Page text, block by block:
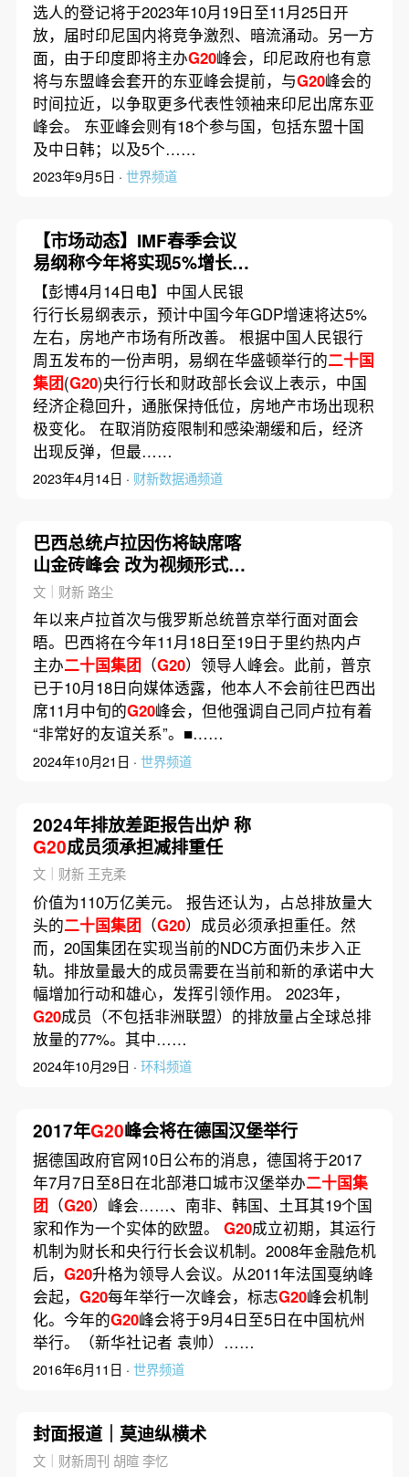
选人的登记将于2023年10月19日至11月25日开
放，届时印尼国内将竞争激烈、暗流涌动。另一方
面，由于印度即将主办G20峰会，印尼政府也有意
将与东盟峰会套开的东亚峰会提前，与G20峰会的
时间拉近，以争取更多代表性领袖来印尼出席东亚
峰会。 东亚峰会则有18个参与国，包括东盟十国
及中日韩；以及5个……
2023年9月5日 · 世界频道
【市场动态】IMF春季会议
易纲称今年将实现5%增长
房地产市场有积极变化
【彭博4月14日电】中国人民银
行行长易纲表示，预计中国今年GDP增速将达5%
左右，房地产市场有所改善。 根据中国人民银行
周五发布的一份声明，易纲在华盛顿举行的二十国
集团(G20)央行行长和财政部长会议上表示，中国
经济企稳回升，通胀保持低位，房地产市场出现积
极变化。 在取消防疫限制和感染潮缓和后，经济
出现反弹，但最……
2023年4月14日 · 财新数据通频道
巴西总统卢拉因伤将缺席喀
山金砖峰会 改为视频形式参
加
文｜财新 路尘
年以来卢拉首次与俄罗斯总统普京举行面对面会
晤。巴西将在今年11月18日至19日于里约热内卢
主办二十国集团 （G20）领导人峰会。此前，普京
已于10月18日向媒体透露，他本人不会前往巴西出
席11月中旬的G20峰会，但他强调自己同卢拉有着
“非常好的友谊关系”。■……
2024年10月21日 · 世界频道
2024年排放差距报告出炉 称
G20成员须承担减排重任
文｜财新 王克柔
价值为110万亿美元。 报告还认为，占总排放量大
头的二十国集团 （G20）成员必须承担重任。然
而，20国集团在实现当前的NDC方面仍未步入正
轨。排放量最大的成员需要在当前和新的承诺中大
幅增加行动和雄心，发挥引领作用。 2023年，
G20成员（不包括非洲联盟）的排放量占全球总排
放量的77%。其中……
2024年10月29日 · 环科频道
2017年G20峰会将在德国汉堡举行
据德国政府官网10日公布的消息，德国将于2017
年7月7日至8日在北部港口城市汉堡举办二十国集
团 （G20）峰会……、南非、韩国、土耳其19个国
家和作为一个实体的欧盟。 G20成立初期，其运行
机制为财长和央行行长会议机制。2008年金融危机
后， G20升格为领导人会议。从2011年法国戛纳峰
会起， G20每年举行一次峰会，标志G20峰会机制
化。今年的G20峰会将于9月4日至5日在中国杭州
举行。（新华社记者 袁帅）……
2016年6月11日 · 世界频道
封面报道｜莫迪纵横术
文｜财新周刊 胡暄 李忆